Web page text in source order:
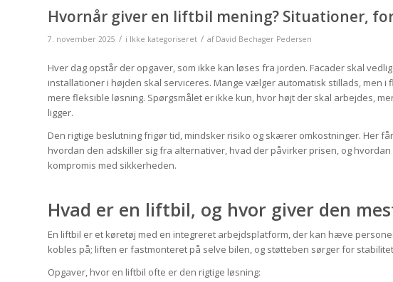
Hvornår giver en liftbil mening? Situationer,
7. november 2025 / i Ikke kategoriseret / af David Bechager Pedersen
Hver dag opstår der opgaver, som ikke kan løses fra jorden. Facader skal
installationer i højden skal serviceres. Mange vælger automatisk stillads, men
mere fleksible løsning. Spørgsmålet er ikke kun, hvor højt der skal arbejdes,
ligger.
Den rigtige beslutning frigør tid, mindsker risiko og skærer omkostninger. Her
hvordan den adskiller sig fra alternativer, hvad der påvirker prisen, og
kompromis med sikkerheden.
Hvad er en liftbil, og hvor giver den
En liftbil er et køretøj med en integreret arbejdsplatform, der kan hæve
kobles på; liften er fastmonteret på selve bilen, og støtteben sørger for
Opgaver, hvor en liftbil ofte er den rigtige løsning: